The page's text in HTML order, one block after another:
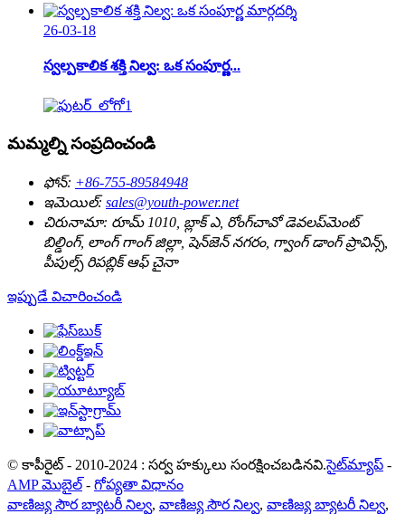
26-03-18
స్వల్పకాలిక శక్తి నిల్వ: ఒక సంపూర్ణ...
మమ్మల్ని సంప్రదించండి
ఫోన్: +86-755-89584948
ఇమెయిల్: sales@youth-power.net
చిరునామా: రూమ్ 1010, బ్లాక్ ఎ, రోంగ్‌చావో డెవలప్‌మెంట్
బిల్డింగ్, లాంగ్ గాంగ్ జిల్లా, షెన్‌జెన్ నగరం, గ్వాంగ్ డాంగ్ ప్రావిన్స్,
పీపుల్స్ రిపబ్లిక్ ఆఫ్ చైనా
ఇప్పుడే విచారించండి
© కాపీరైట్ - 2010-2024 : సర్వ హక్కులు సంరక్షించబడినవి.సైట్‌మ్యాప్ -
AMP మొబైల్ - గోప్యతా విధానం
వాణిజ్య సౌర బ్యాటరీ నిల్వ, వాణిజ్య సౌర నిల్వ, వాణిజ్య బ్యాటరీ నిల్వ,